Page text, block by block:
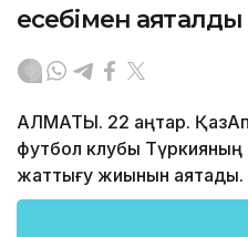
есебімен аяқталды
АЛМАТЫ. 22 қаңтар.
футбол клубы Түркияның
жаттығу жиынын аяқтады.